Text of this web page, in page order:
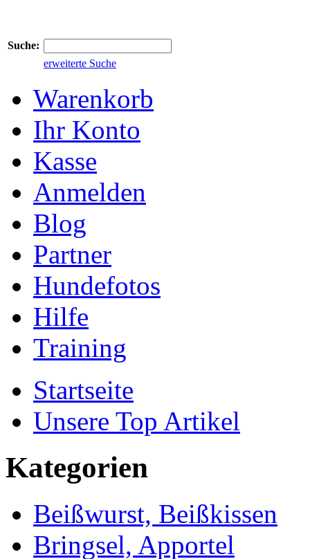
Suche:
erweiterte Suche
Warenkorb
Ihr Konto
Kasse
Anmelden
Blog
Partner
Hundefotos
Hilfe
Training
Startseite
Unsere Top Artikel
Kategorien
Beißwurst, Beißkissen
Bringsel, Apportel